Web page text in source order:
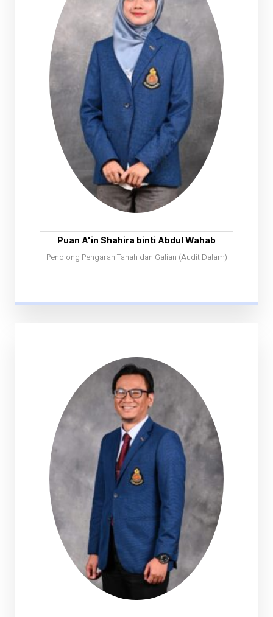
Puan A'in Shahira binti Abdul Wahab
Penolong Pengarah Tanah dan Galian (Audit Dalam)